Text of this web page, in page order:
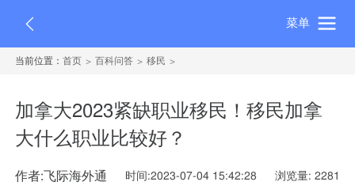
菜单
当前位置：首页 百科问答 移民
加拿大2023紧缺职业移民！移民加拿
大什么职业比较好？
作者:飞际海外通 时间:2023-07-04 15:42:28 浏览量: 2281